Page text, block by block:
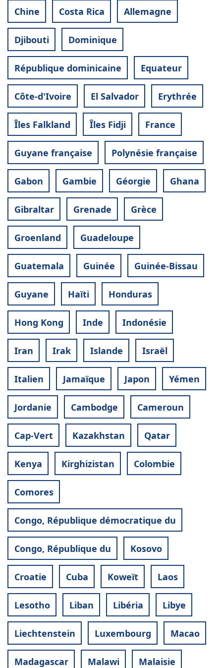
Chine Costa Rica Allemagne
Djibouti Dominique
République dominicaine Equateur
Côte-d'Ivoire El Salvador Erythrée
Îles Falkland Îles Fidji France
Guyane française Polynésie française
Gabon Gambie Géorgie Ghana
Gibraltar Grenade Grèce
Groenland Guadeloupe
Guatemala Guinée Guinée-Bissau
Guyane Haïti Honduras
Hong Kong Inde Indonésie
Iran Irak Islande Israël
Italien Jamaïque Japon Yémen
Jordanie Cambodge Cameroun
Cap-Vert Kazakhstan Qatar
Kenya Kirghizistan Colombie
Comores
Congo, République démocratique du
Congo, République du Kosovo
Croatie Cuba Koweït Laos
Lesotho Liban Libéria Libye
Liechtenstein Luxembourg Macao
Madagascar Malawi Malaisie